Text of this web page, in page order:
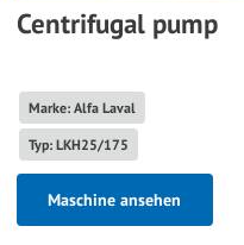
Centrifugal pump
Marke: Alfa Laval
Typ: LKH25/175
Maschine ansehen